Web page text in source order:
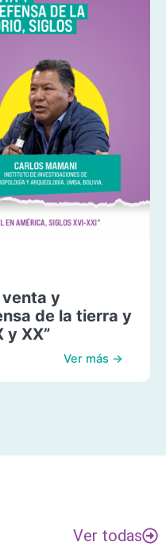
venta y
de la tierra y
y XX”
Ver más →
Ver todas